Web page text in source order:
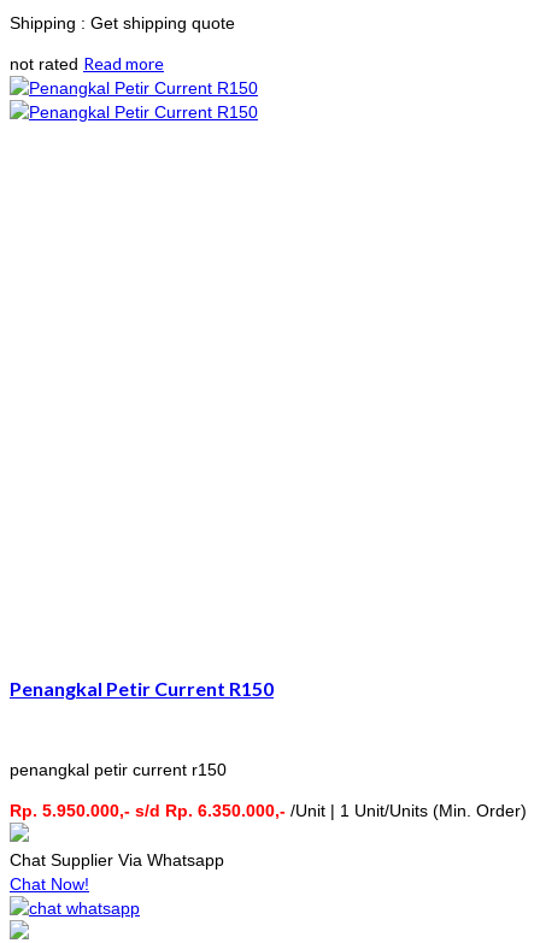
Shipping : Get shipping quote
not rated Read more
Penangkal Petir Current R150
penangkal petir current r150
Rp. 5.950.000,- s/d Rp. 6.350.000,- /Unit | 1 Unit/Units (Min. Order)
Chat Supplier Via Whatsapp
Chat Now!